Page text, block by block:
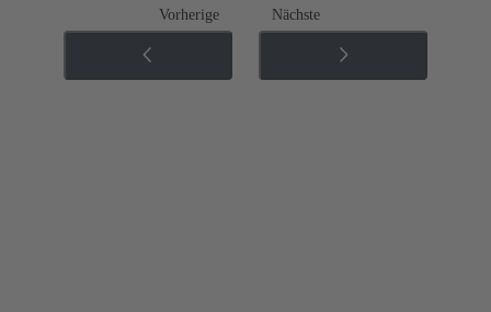
Vorherige Nächste